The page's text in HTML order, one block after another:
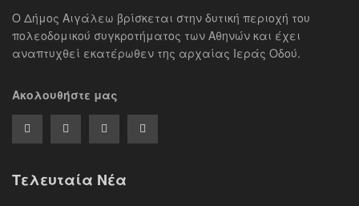
Ο Δήμος Αιγάλεω βρίσκεται στην δυτική περιοχή του
πολεοδομικού συγκροτήματος των Αθηνών και έχει
αναπτυχθεί εκατέρωθεν της αρχαίας Ιεράς Οδού.
Ακολουθήστε μας
Τελευταία Νέα